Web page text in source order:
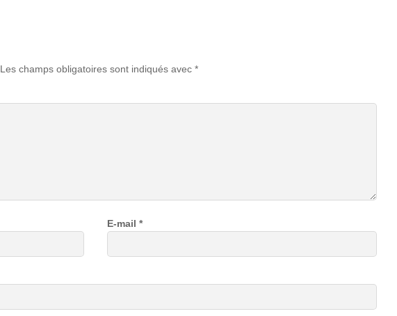
Les champs obligatoires sont indiqués avec*
E-mail *